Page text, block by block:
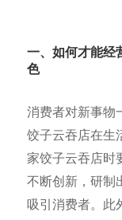
一、如何才能经
色
消费者对新事物
饺子云吞店在生
家饺子云吞店时
不断创新，研制
吸引消费者。此